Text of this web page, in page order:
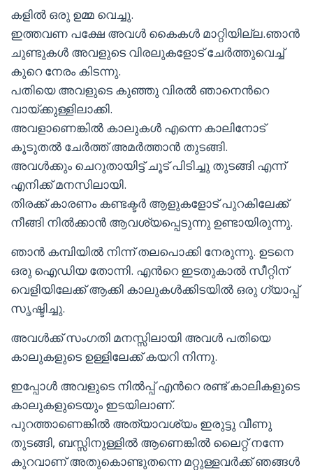
കളിൽ ഒരു ഉമ്മ വെച്ചു.
ഇത്തവണ പക്ഷേ അവൾ കൈകൾ മാറ്റിയില്ല.ഞാൻ
ചുണ്ടുകൾ അവളുടെ വിരലുകളോട് ചേർത്തുവെച്ച്
കുറെ നേരം കിടന്നു.
പതിയെ അവളുടെ കുഞ്ഞു വിരൽ ഞാനെൻറെ
വായ്ക്കുള്ളിലാക്കി.
അവളാണെങ്കിൽ കാലുകൾ എന്നെ കാലിനോട്
കൂടുതൽ ചേർത്ത് അമർത്താൻ തുടങ്ങി.
അവൾക്കും ചെറുതായിട്ട് ചൂട് പിടിച്ചു തുടങ്ങി എന്ന്
എനിക്ക് മനസിലായി.
തിരക്ക് കാരണം കണ്ടക്ടർ ആളുകളോട് പുറകിലേക്ക്
നീങ്ങി നിൽക്കാൻ ആവശ്യപ്പെടുന്നു ഉണ്ടായിരുന്നു.
ഞാൻ കമ്പിയിൽ നിന്ന് തലപൊക്കി നേരുന്നു. ഉടനെ
ഒരു ഐഡിയ തോന്നി. എൻറെ ഇടതുകാൽ സീറ്റിന്
വെളിയിലേക്ക് ആക്കി കാലുകൾക്കിടയിൽ ഒരു ഗ്യാപ്പ്
സൃഷ്ടിച്ചു.
അവൾക്ക് സംഗതി മനസ്സിലായി അവൾ പതിയെ
കാലുകളുടെ ഉള്ളിലേക്ക് കയറി നിന്നു.
ഇപ്പോൾ അവളുടെ നിൽപ്പ് എൻറെ രണ്ട് കാലികളുടെ
കാലുകളുടെയും ഇടയിലാണ്.
പുറത്താണെങ്കിൽ അത്യാവശ്യം ഇരുട്ടു വീണു
തുടങ്ങി, ബസ്സിനുള്ളിൽ ആണെങ്കിൽ ലൈറ്റ് നന്നേ
കുറവാണ് അതുകൊണ്ടുതന്നെ മറ്റുള്ളവർക്ക് ഞങ്ങൾ